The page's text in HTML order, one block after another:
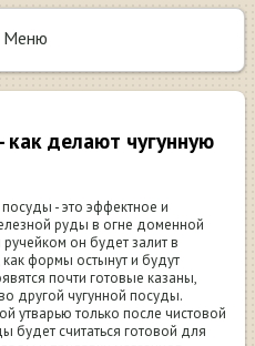
Меню
как делают чугунную
- это эффектное и
руды в огне доменной
он будет залит в
формы остынут и будут
почти готовые казаны,
другой чугунной посуды.
утварью только после чистовой
будет считаться готовой для